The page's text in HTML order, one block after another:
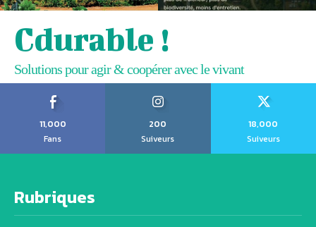
Cdurable !
Solutions pour agir & coopérer avec le vivant
11,000
Fans
200
Suiveurs
18,000
Suiveurs
Rubriques